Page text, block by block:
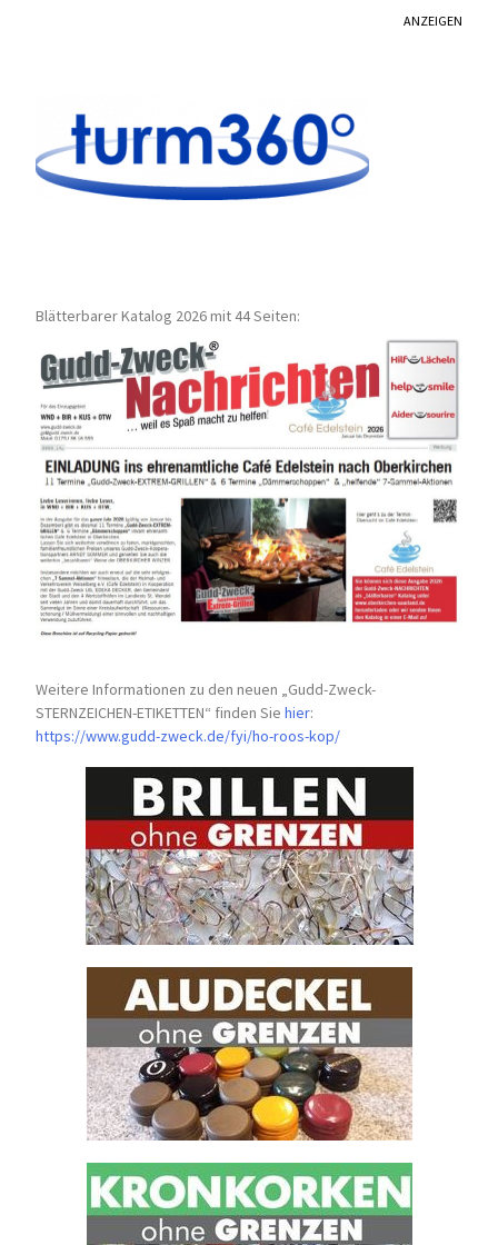
ANZEIGEN
Blätterbarer Katalog 2026 mit 44 Seiten:
Weitere Informationen zu den neuen „Gudd-Zweck-
STERNZEICHEN-ETIKETTEN“ finden Siehier:
https://www.gudd-zweck.de/fyi/ho-roos-kop/